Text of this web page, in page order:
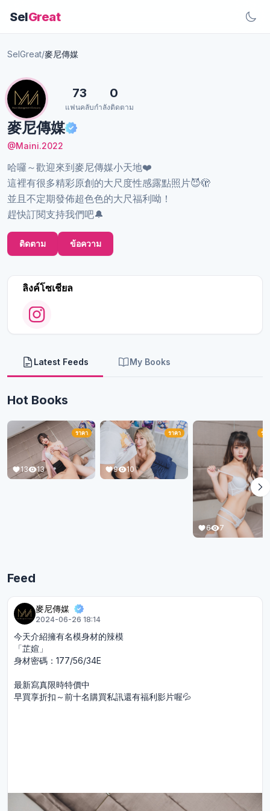
SelGreat
SelGreat/麥尼傳媒
麥尼傳媒
@Maini.2022
哈囉～歡迎來到麥尼傳媒小天地❤️
這裡有很多精彩原創的大尺度性感露點照片😈🫣
並且不定期發佈超色色的大尺福利呦！
趕快訂閱支持我們吧🔔
73
แฟนคลับ
0
กำลังติดตาม
ติดตาม ข้อความ
ลิงค์โซเชียล
Latest Feeds My Books
Hot Books
13 13
ราคา
9 10
ราคา
6 7
รา
Feed
麥尼傳媒
2024-06-26 18:14
今天介紹擁有名模身材的辣模
「芷媗」
身材密碼：177/56/34E
最新寫真限時特價中
早買享折扣～前十名購買私訊還有福利影片喔💦